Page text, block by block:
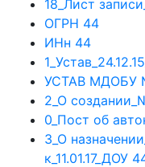
18_Лист
ОГРН 44
ИНн 44
УСТАВ МДОБУ
2_О
0_Пост об
3_О
к_11.01.17_ДОУ